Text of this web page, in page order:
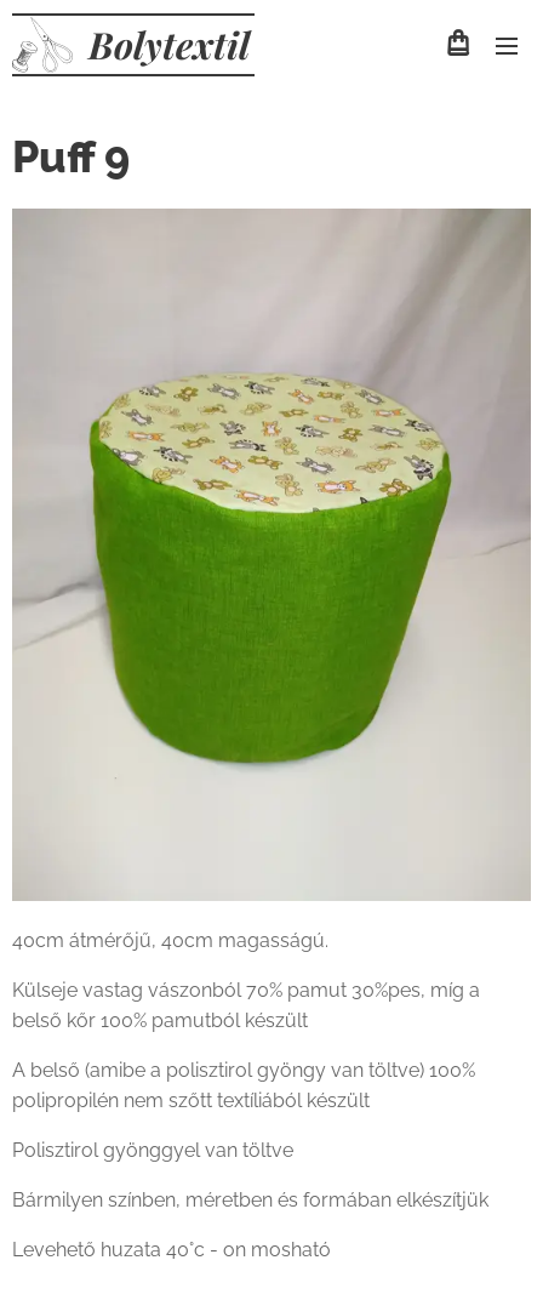
Bolytextil
Puff 9
40cm átmérőjű, 40cm magasságú.
Külseje vastag vászonból 70% pamut 30%pes, míg a
belső kőr 100% pamutból készült
A belső (amibe a polisztirol gyöngy van töltve) 100%
polipropilén nem szőtt textíliából készült
Polisztirol gyönggyel van töltve
Bármilyen színben, méretben és formában elkészítjük
Levehető huzata 40°c - on mosható